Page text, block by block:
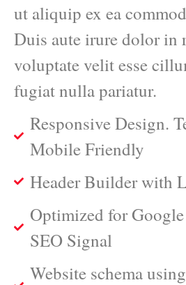
ut aliquip ex ea
Duis aute irure dolor in
voluptate velit esse
fugiat nulla pariatur.
Responsive Design.
Mobile Friendly
Header Builder with
Optimized for Google
SEO Signal
Website schema